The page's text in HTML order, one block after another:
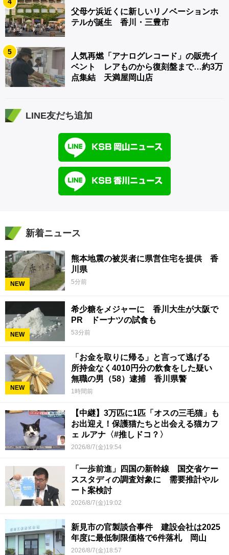
父母ケ浜近くに新しいリノベーションホ
テルが誕生 香川・三豊市
5
人気再燃「アナログレコード」の販売イ
ベント レアものから復刻盤まで…約3万
点集結 天満屋岡山店
LINE友だち追加
新着ニュース
NEW
熊本地震の被災者に県営住宅を提供 香
川県
5分前
NEW
希少糖をメジャーに 香川大生が大阪で
PR ドーナツの試食も
53分前
NEW
「お金を取りに帰る」と言って逃げる
所持金なく4010円分の飲食をした疑い
無職の男（58）逮捕 香川県警
1時間前
【中継】3万匹に1匹「オスの三毛猫」も
お出迎え！保護猫たちと出会える猫カフ
ェ ルアナ〈#推しドコ？〉
2026/8/7(金)19:54
「一歩前進」四国の新幹線 国交省ケー
ススタディの調査対象に 需要推計やル
ート案検討
2026/8/7(金)19:02
新見市の官製談合事件 建設会社は2025
年度に最低制限価格で6件落札 岡山
2026/8/7(金)18:57